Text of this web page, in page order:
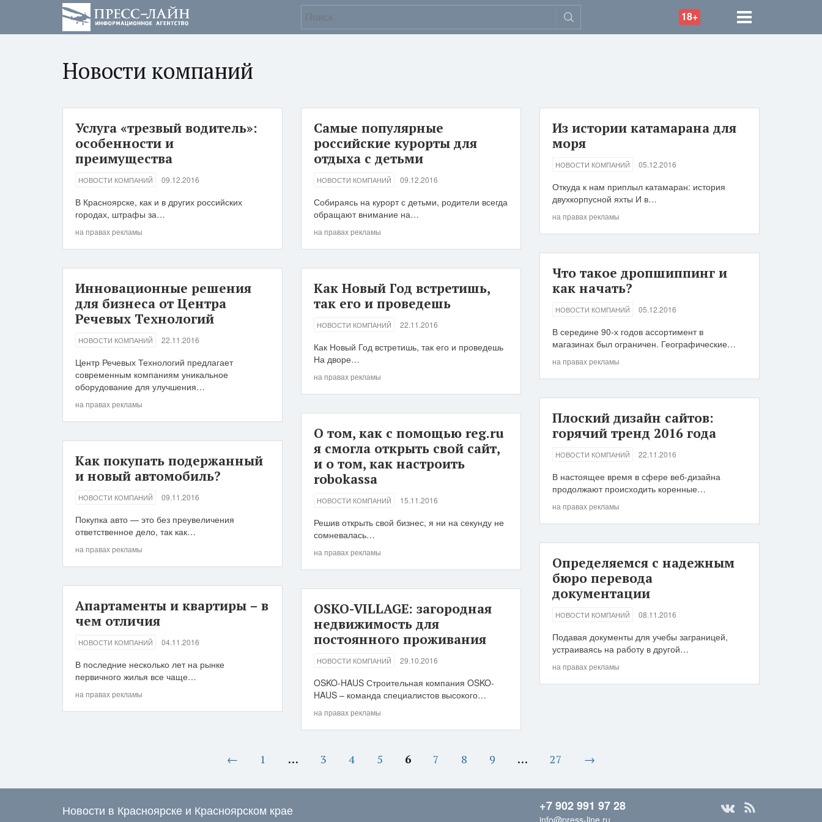
18+
Новости компаний
Услуга «трезвый водитель»:
особенности и
преимущества
НОВОСТИ КОМПАНИЙ 09.12.2016
В Красноярске, как и в других российских
городах, штрафы за…
на правах рекламы
Самые популярные
российские курорты для
отдыха с детьми
НОВОСТИ КОМПАНИЙ 09.12.2016
Собираясь на курорт с детьми, родители всегда
обращают внимание на…
на правах рекламы
Из истории катамарана для
моря
НОВОСТИ КОМПАНИЙ 05.12.2016
Откуда к нам приплыл катамаран: история
двухкорпусной яхты И в…
на правах рекламы
Что такое дропшиппинг и
как начать?
НОВОСТИ КОМПАНИЙ 05.12.2016
В середине 90-х годов ассортимент в
магазинах был ограничен. Географические…
на правах рекламы
Инновационные решения
для бизнеса от Центра
Речевых Технологий
НОВОСТИ КОМПАНИЙ 22.11.2016
Центр Речевых Технологий предлагает
современным компаниям уникальное
оборудование для улучшения…
на правах рекламы
Как Новый Год встретишь,
так его и проведешь
НОВОСТИ КОМПАНИЙ 22.11.2016
Как Новый Год встретишь, так его и проведешь
На дворе…
на правах рекламы
Плоский дизайн сайтов:
горячий тренд 2016 года
НОВОСТИ КОМПАНИЙ 22.11.2016
В настоящее время в сфере веб-дизайна
продолжают происходить коренные…
на правах рекламы
О том, как с помощью reg.ru
я смогла открыть свой сайт,
и о том, как настроить
robokassa
НОВОСТИ КОМПАНИЙ 15.11.2016
Решив открыть свой бизнес, я ни на секунду не
сомневалась…
на правах рекламы
Как покупать подержанный
и новый автомобиль?
НОВОСТИ КОМПАНИЙ 09.11.2016
Покупка авто — это без преувеличения
ответственное дело, так как…
на правах рекламы
Определяемся с надежным
бюро перевода
документации
НОВОСТИ КОМПАНИЙ 08.11.2016
Подавая документы для учебы заграницей,
устраиваясь на работу в другой…
на правах рекламы
Апартаменты и квартиры – в
чем отличия
НОВОСТИ КОМПАНИЙ 04.11.2016
В последние несколько лет на рынке
первичного жилья все чаще…
на правах рекламы
OSKO-VILLAGE: загородная
недвижимость для
постоянного проживания
НОВОСТИ КОМПАНИЙ 29.10.2016
OSKO-HAUS Строительная компания OSKO-
HAUS – команда специалистов высокого…
на правах рекламы
← 1 … 3 4 5 6 7 8 9 … 27 →
Новости в Красноярске и Красноярском крае +7 902 991 97 28
info@press-line.ru